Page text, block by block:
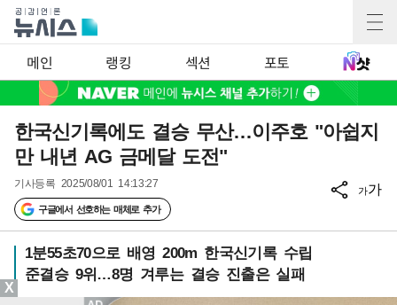
메인 랭킹 섹션 포토
한국신기록에도 결승 무산…이주호 "아쉽지
만 내년 AG 금메달 도전"
기사등록 2025/08/01 14:13:27
구글에서 선호하는 매체로 추가
가가
1분55초70으로 배영 200m 한국신기록 수립
준결승 9위…8명 겨루는 결승 진출은 실패
X